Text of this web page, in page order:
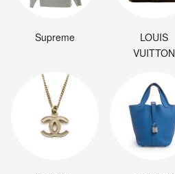
Supreme
LOUIS
VUITTON